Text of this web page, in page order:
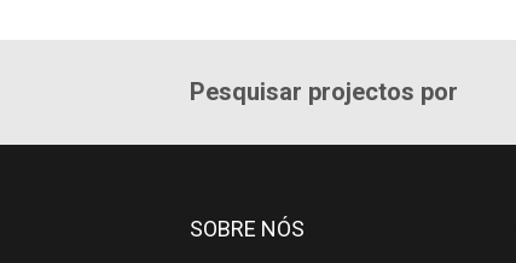
Pesquisar projectos por
SOBRE NÓS